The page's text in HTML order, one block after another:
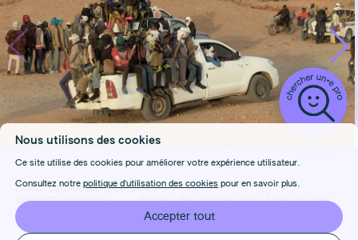
Nous utilisons des cookies
Ce site utilise des cookies pour améliorer votre expérience utilisateur.
Consultez notrepolitique d'utilisation des cookies pour en savoir plus.
Accepter tout
Contact
FAQ
CONDITIONS D'UTILISATION
Confidentialité
CRÉDITS
Équipes :Elles Font Des Films&Elles Tournent
Design & Front-end :